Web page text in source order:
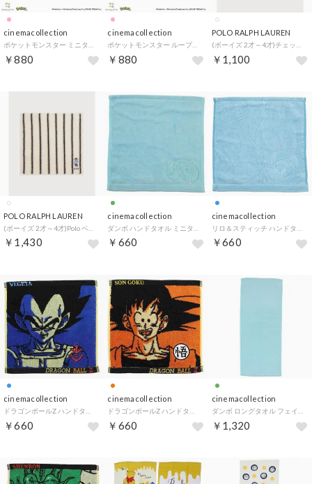
cinemacollection
ポケットモンスター ミニタオル タオルハンカチ るんるん モンポケ ピンク ポケモン タオル美術館
￥880
cinemacollection
ポケットモンスター ループタオル ループ付タオルハンカチ ピンク ポケモン タオル美術館
￥880
POLO RALPH LAUREN
(ボーイズ 2才～4才)チェック コットン テリー ハンカチーフ （100ホワイト）
￥1,100
POLO RALPH LAUREN
￥1,430
cinemacollection
￥660
cinemacollection
￥660
cinemacollection
ドラゴンボールZ ハンドタオル ミニタオル ベジータアップ 汗拭きタオル アニメキャラクター グッズ
￥660
cinemacollection
ドラゴンボールZ ハンドタオル ミニタオル 悟空アップ 汗拭きタオル アニメキャラクター グッズ
￥660
cinemacollection
ダンボ ロングタオル フェイスタオル シンプルブルーグリーン ディズニー 新生活 キャラクター グッズ
￥1,320